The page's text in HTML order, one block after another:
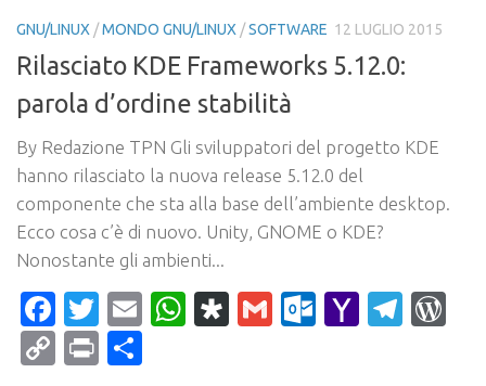
GNU/LINUX /MONDO GNU/LINUX /SOFTWARE 12 LUGLIO 2015
Rilasciato KDE Frameworks 5.12.0:
parola d’ordine stabilità
By Redazione TPN Gli sviluppatori del progetto KDE
hanno rilasciato la nuova release 5.12.0 del
componente che sta alla base dell’ambiente desktop.
Ecco cosa c’è di nuovo. Unity, GNOME o KDE?
Nonostante gli ambienti...
Facebook
Twitter
EmailWhatsApp
Diaspora
Gmail Yahoo
CopyPrint